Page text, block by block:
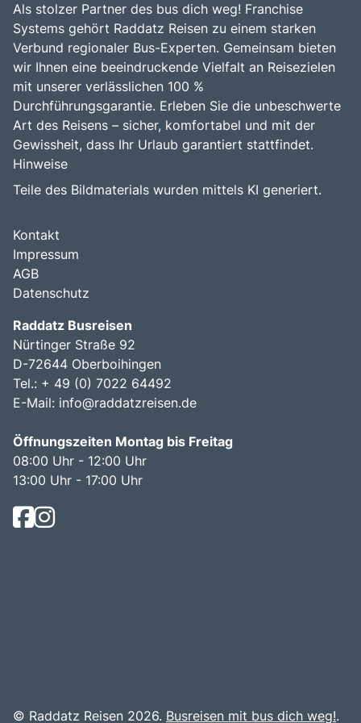
Bus anmieten
Service
Kontakt
Als stolzer Partner des bus dich weg! Franchise
Systems gehört Raddatz Reisen zu einem starken
Verbund regionaler Bus-Experten. Gemeinsam bieten
wir Ihnen eine beeindruckende Vielfalt an Reisezielen
mit unserer verlässlichen 100 %
Durchführungsgarantie. Erleben Sie die unbeschwerte
Art des Reisens – sicher, komfortabel und mit der
Gewissheit, dass Ihr Urlaub garantiert stattfindet.
Hinweise
Teile des Bildmaterials wurden mittels KI generiert.
Kontakt
Impressum
AGB
Datenschutz
Raddatz Busreisen
Nürtinger Straße 92
D-72644 Oberboihingen
Tel.: + 49 (0) 7022 64492
E-Mail: info@raddatzreisen.de
Öffnungszeiten Montag bis Freitag
08:00 Uhr - 12:00 Uhr
13:00 Uhr - 17:00 Uhr
© Raddatz Reisen 2026. Busreisen mit bus dich weg!.